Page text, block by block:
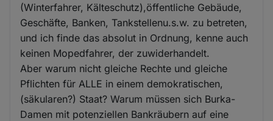
(Winterfahrer, Kälteschutz),öffentliche Gebäude,
Geschäfte, Banken, Tankstellenu.s.w. zu betreten,
und ich finde das absolut in Ordnung, kenne auch
keinen Mopedfahrer, der zuwiderhandelt.
Aber warum nicht gleiche Rechte und gleiche
Pflichten für ALLE in einem demokratischen,
(säkularen?) Staat? Warum müssen sich Burka-
Damen mit potenziellen Bankräubern auf eine